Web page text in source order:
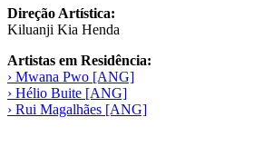
Direção Artística:
Kiluanji Kia Henda
Artistas em Residência:
› Mwana Pwo [ANG]
› Hélio Buite [ANG]
› Rui Magalhães [ANG]